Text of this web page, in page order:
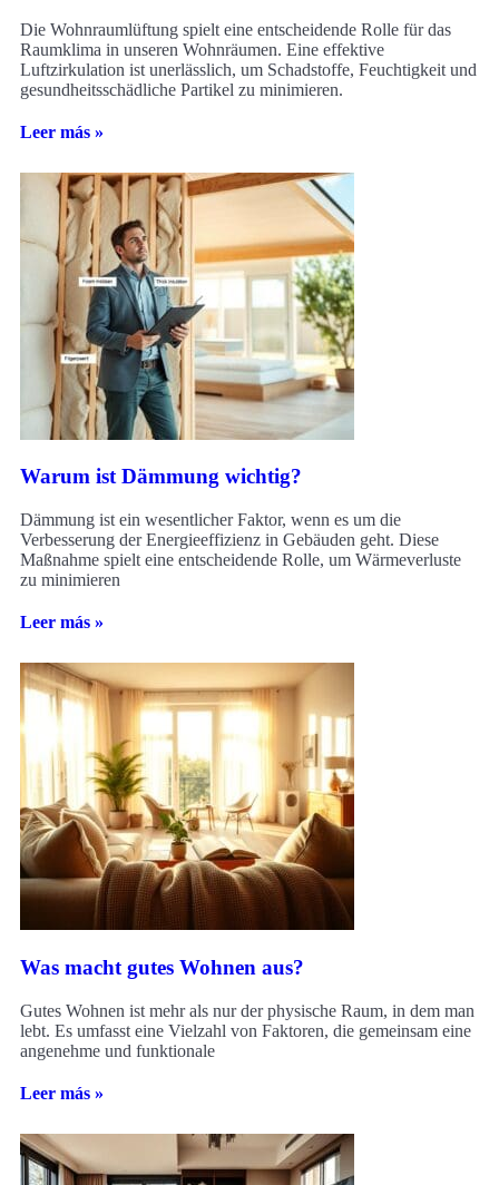
Die Wohnraumlüftung spielt eine entscheidende Rolle für das
Raumklima in unseren Wohnräumen. Eine effektive
Luftzirkulation ist unerlässlich, um Schadstoffe, Feuchtigkeit und
gesundheitsschädliche Partikel zu minimieren.
Leer más »
Warum ist Dämmung wichtig?
Dämmung ist ein wesentlicher Faktor, wenn es um die
Verbesserung der Energieeffizienz in Gebäuden geht. Diese
Maßnahme spielt eine entscheidende Rolle, um Wärmeverluste
zu minimieren
Leer más »
Was macht gutes Wohnen aus?
Gutes Wohnen ist mehr als nur der physische Raum, in dem man
lebt. Es umfasst eine Vielzahl von Faktoren, die gemeinsam eine
angenehme und funktionale
Leer más »